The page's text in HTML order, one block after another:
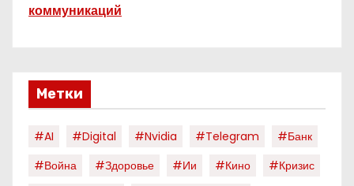
коммуникаций
Метки
#AI #digital #nvidia #telegram
#банк
#война
#здоровье #ии #кино
#кризис